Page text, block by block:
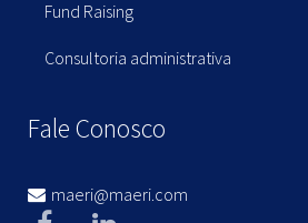
Fund Raising
Consultoria administrativa
Fale Conosco
maeri@maeri.com